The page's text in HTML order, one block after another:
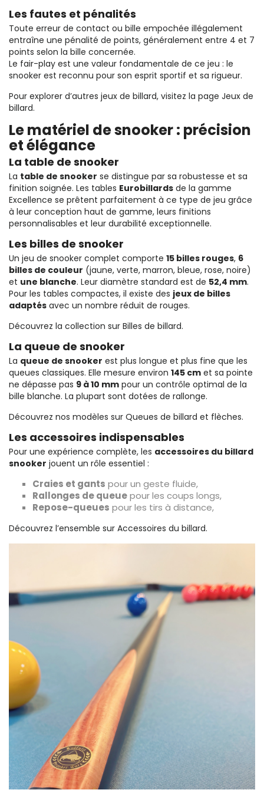
Les fautes et pénalités
Toute erreur de contact ou bille empochée illégalement
entraîne une pénalité de points, généralement entre 4 et 7
points selon la bille concernée.
Le fair-play est une valeur fondamentale de ce jeu : le
snooker est reconnu pour son esprit sportif et sa rigueur.
Pour explorer d’autres jeux de billard, visitez la page Jeux de
billard.
Le matériel de snooker : précision
et élégance
La table de snooker
La table de snooker se distingue par sa robustesse et sa
finition soignée. Les tables Eurobillards de la gamme
Excellence se prêtent parfaitement à ce type de jeu grâce
à leur conception haut de gamme, leurs finitions
personnalisables et leur durabilité exceptionnelle.
Les billes de snooker
Un jeu de snooker complet comporte 15 billes rouges, 6
billes de couleur (jaune, verte, marron, bleue, rose, noire)
et une blanche. Leur diamètre standard est de 52,4 mm.
Pour les tables compactes, il existe des jeux de billes
adaptés avec un nombre réduit de rouges.
Découvrez la collection sur Billes de billard.
La queue de snooker
La queue de snooker est plus longue et plus fine que les
queues classiques. Elle mesure environ 145 cm et sa pointe
ne dépasse pas 9 à 10 mm pour un contrôle optimal de la
bille blanche. La plupart sont dotées de rallonge.
Découvrez nos modèles sur Queues de billard et flèches.
Les accessoires indispensables
Pour une expérience complète, les accessoires du billard
snooker jouent un rôle essentiel :
Craies et gants pour un geste fluide,
Rallonges de queuepour les coups longs,
Repose-queues pour les tirs à distance,
Découvrez l’ensemble sur Accessoires du billard.